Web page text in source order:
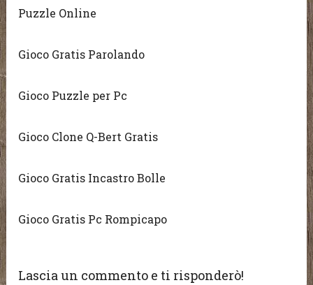
Puzzle Online
Gioco Gratis Parolando
Gioco Puzzle per Pc
Gioco Clone Q-Bert Gratis
Gioco Gratis Incastro Bolle
Gioco Gratis Pc Rompicapo
Lascia un commento e ti risponderò!